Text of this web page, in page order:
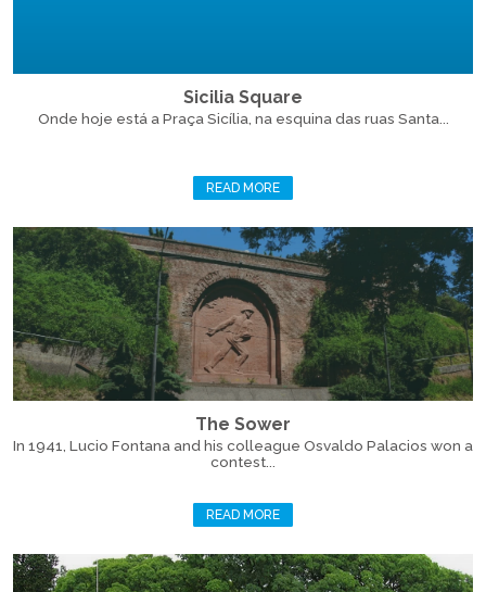
Sicilia Square
Onde hoje está a Praça Sicília, na esquina das ruas Santa...
READ MORE
The Sower
In 1941, Lucio Fontana and his colleague Osvaldo Palacios won a
contest...
READ MORE